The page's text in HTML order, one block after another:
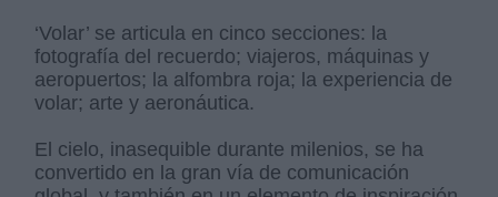
‘Volar’ se articula en cinco secciones: la
fotografía del recuerdo; viajeros, máquinas y
aeropuertos; la alfombra roja; la experiencia de
volar; arte y aeronáutica.
El cielo, inasequible durante milenios, se ha
convertido en la gran vía de comunicación